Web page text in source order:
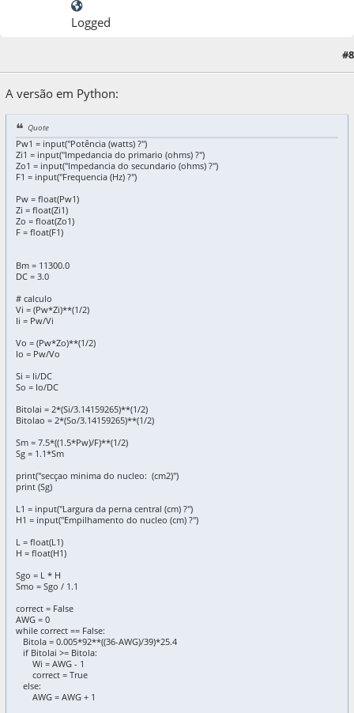
Logged
#8
A versão em Python:
Quote
Pw1 = input("Potência (watts) ?")
Zi1 = input("Impedancia do primario (ohms) ?")
Zo1 = input("Impedancia do secundario (ohms) ?")
F1 = input("Frequencia (Hz) ?")
Pw = float(Pw1)
Zi = float(Zi1)
Zo = float(Zo1)
F = float(F1)
Bm = 11300.0
DC = 3.0
# calculo
Vi = (Pw*Zi)**(1/2)
Ii = Pw/Vi
Vo = (Pw*Zo)**(1/2)
Io = Pw/Vo
Si = Ii/DC
So = Io/DC
Bitolai = 2*(Si/3.14159265)**(1/2)
Bitolao = 2*(So/3.14159265)**(1/2)
Sm = 7.5*((1.5*Pw)/F)**(1/2)
Sg = 1.1*Sm
print("secçao minima do nucleo: (cm2)")
print (Sg)
L1 = input("Largura da perna central (cm) ?")
H1 = input("Empilhamento do nucleo (cm) ?")
L = float(L1)
H = float(H1)
Sgo = L * H
Smo = Sgo / 1.1
correct = False
AWG = 0
while correct == False:
Bitola = 0.005*92**((36-AWG)/39)*25.4
if Bitolai >= Bitola:
Wi = AWG - 1
correct = True
else:
AWG = AWG + 1